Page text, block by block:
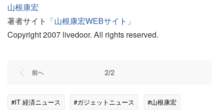
山根康宏
著者サイト 「山根康宏WEBサイト」
Copyright 2007 livedoor. All rights reserved.
前へ 2/2
#IT 経済ニュース #ガジェットニュース #山根康宏